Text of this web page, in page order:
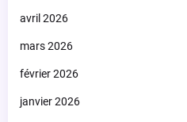
avril 2026
mars 2026
février 2026
janvier 2026